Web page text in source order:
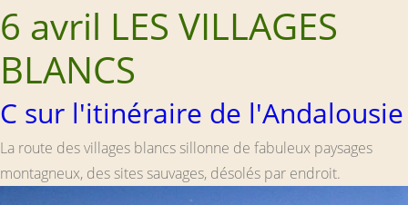
6 avril LES VILLAGES
BLANCS
C sur l'itinéraire de l'Andalousie
La route des villages blancs sillonne de fabuleux paysages
montagneux, des sites sauvages, désolés par endroit.